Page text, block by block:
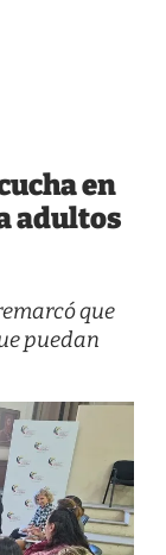
en
adultos
que
puedan